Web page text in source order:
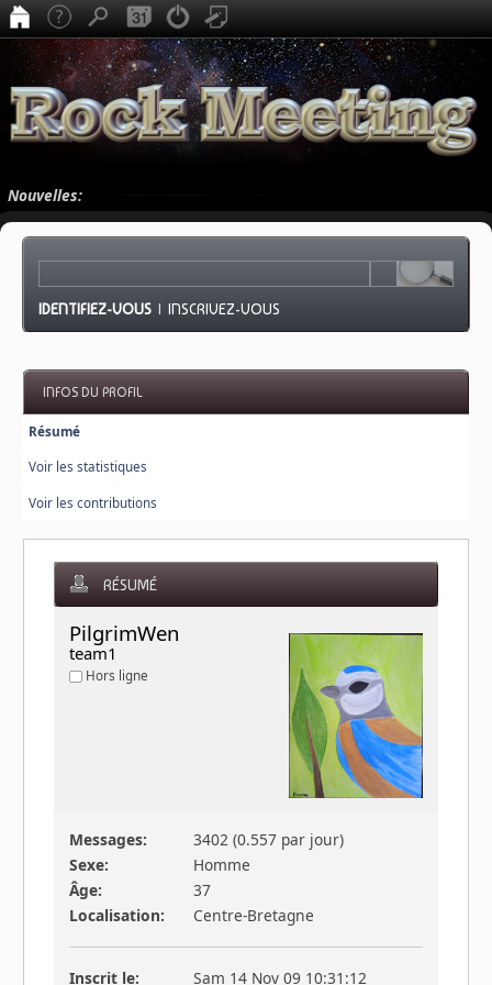
Nouvelles:
IDENTIFIEZ-VOUS |INSCRIVEZ-VOUS
INFOS DU PROFIL
Résumé
Voir les statistiques
Voir les contributions
RÉSUMÉ
PilgrimWen
team1
Hors ligne
Messages:
3402 (0.557 par jour)
Sexe:
Homme
Âge:
37
Localisation:
Centre-Bretagne
Inscrit le: Sam 14 Nov 09 10:31:12